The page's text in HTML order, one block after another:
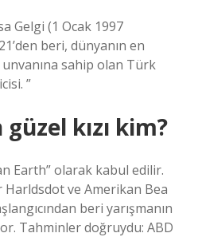
Gelgi (1 Ocak 1997
beri, dünyanın en
sahip olan Türk
”
kızı kim?
Earth” olarak kabul edilir.
ve Amerikan Bea
beri yarışmanın
Tahminler doğruydu: ABD